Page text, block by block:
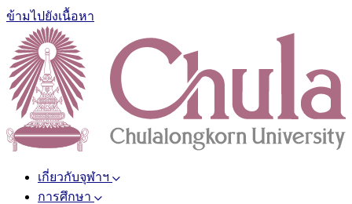
ข้ามไปยังเนื้อหา
เกี่ยวกับจุฬาฯ
การศึกษา